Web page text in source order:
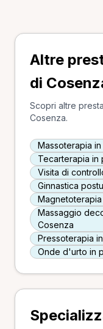
Altre
di
Scopri altre
Cosenza.
Massoterapia
Tecarterapia in
Visita di
Ginnastica
Massaggio
Cosenza
Pressoterapia
Onde d'urto in